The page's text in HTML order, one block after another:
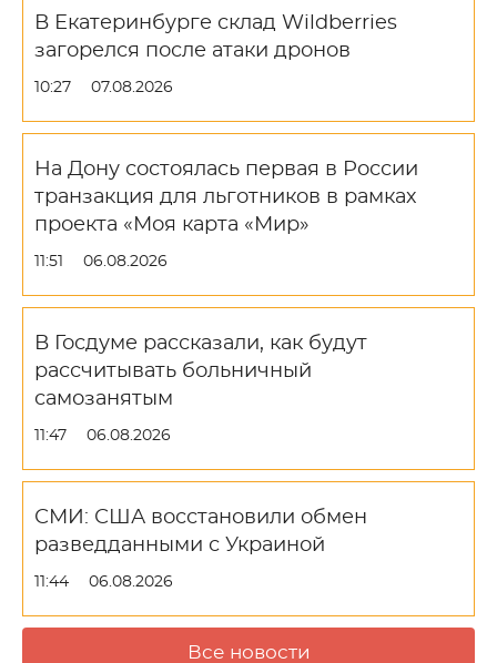
В Екатеринбурге склад Wildberries
загорелся после атаки дронов
10:27 07.08.2026
На Дону состоялась первая в России
транзакция для льготников в рамках
проекта «Моя карта «Мир»
11:51 06.08.2026
В Госдуме рассказали, как будут
рассчитывать больничный
самозанятым
11:47 06.08.2026
СМИ: США восстановили обмен
разведданными с Украиной
11:44 06.08.2026
Все новости